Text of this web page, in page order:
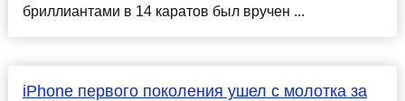
бриллиантами в 14 каратов был вручен ...
iPhone первого поколения ушел с молотка за